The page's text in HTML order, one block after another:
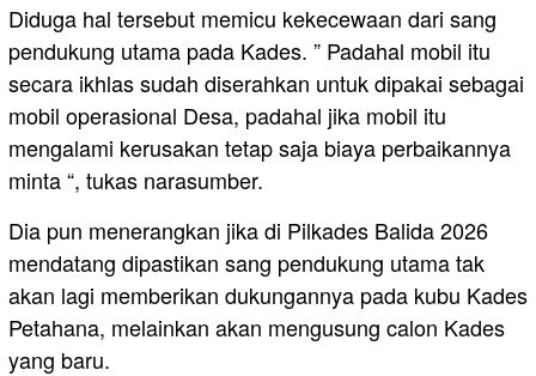
Diduga hal tersebut memicu kekecewaan dari sang
pendukung utama pada Kades. ” Padahal mobil itu
secara ikhlas sudah diserahkan untuk dipakai sebagai
mobil operasional Desa, padahal jika mobil itu
mengalami kerusakan tetap saja biaya perbaikannya
minta “, tukas narasumber.
Dia pun menerangkan jika di Pilkades Balida 2026
mendatang dipastikan sang pendukung utama tak
akan lagi memberikan dukungannya pada kubu Kades
Petahana, melainkan akan mengusung calon Kades
yang baru.